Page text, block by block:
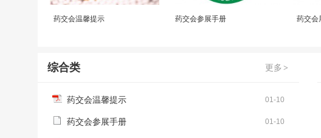
药交会温馨提示 药交会参展手册 药交会
更多 >
综合类
药交会温馨提示 01-10
药交会参展手册 01-10